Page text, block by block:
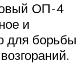
ОП-4
и
для борьбы